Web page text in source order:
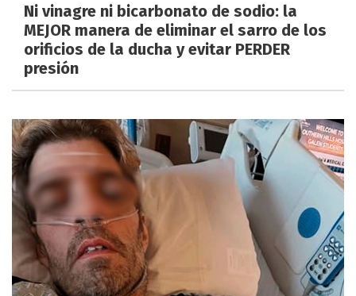
Ni vinagre ni bicarbonato de sodio: la
MEJOR manera de eliminar el sarro de los
orificios de la ducha y evitar PERDER
presión